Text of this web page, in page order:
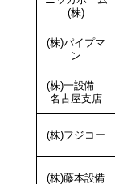
(株)
(株)パイプマ
ン
(株)一設備
名古屋支店
(株)フジコー
(株)藤本設備